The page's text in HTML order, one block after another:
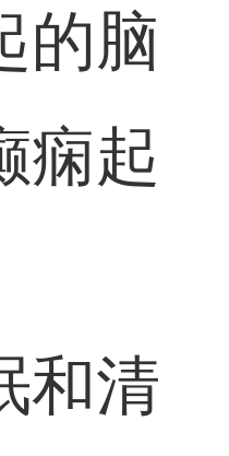
的脑
痫起
和清